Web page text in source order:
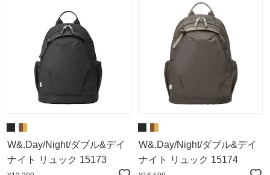
W&.Day/Night/ダブル&デイ
ナイト リュック 15173
W&.Day/Night/ダブル&デイ
ナイト リュック 15174